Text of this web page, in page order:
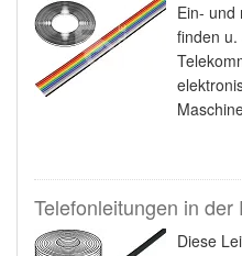
Ein- und
finden u.
Telefonleitungen in der
Diese